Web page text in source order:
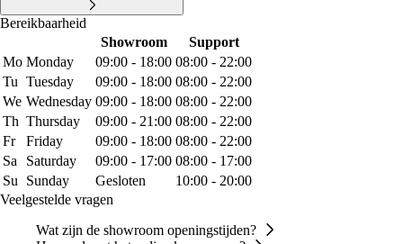
Bereikbaarheid
Showroom
Support
Mo Monday 09:00 - 18:00 08:00 - 22:00
Tu Tuesday 09:00 - 18:00 08:00 - 22:00
We Wednesday 09:00 - 18:00 08:00 - 22:00
Th Thursday 09:00 - 21:00 08:00 - 22:00
Fr
Friday 09:00 - 18:00 08:00 - 22:00
Sa
Saturday 09:00 - 17:00 08:00 - 17:00
Su
Sunday Gesloten
10:00 - 20:00
Veelgestelde vragen
Wat zijn de showroom openingstijden?